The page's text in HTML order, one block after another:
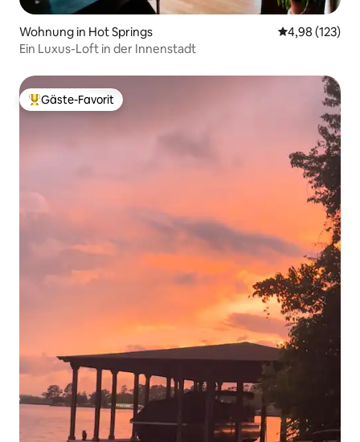
Wohnung in Hot Springs
4,98 (123)
Ein Luxus-Loft in der Innenstadt
Beliebter Gäste-Favorit.
Gäste-Favorit